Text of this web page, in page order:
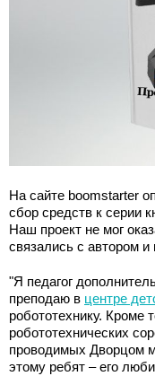
На сайте boomstarter
сбор средств к серии
Наш проект не мог
связались с автором и
"Я педагог
преподаю в центре
робототехнику. Кроме
робототехнических
проводимых Дворцом
этому ребят – его